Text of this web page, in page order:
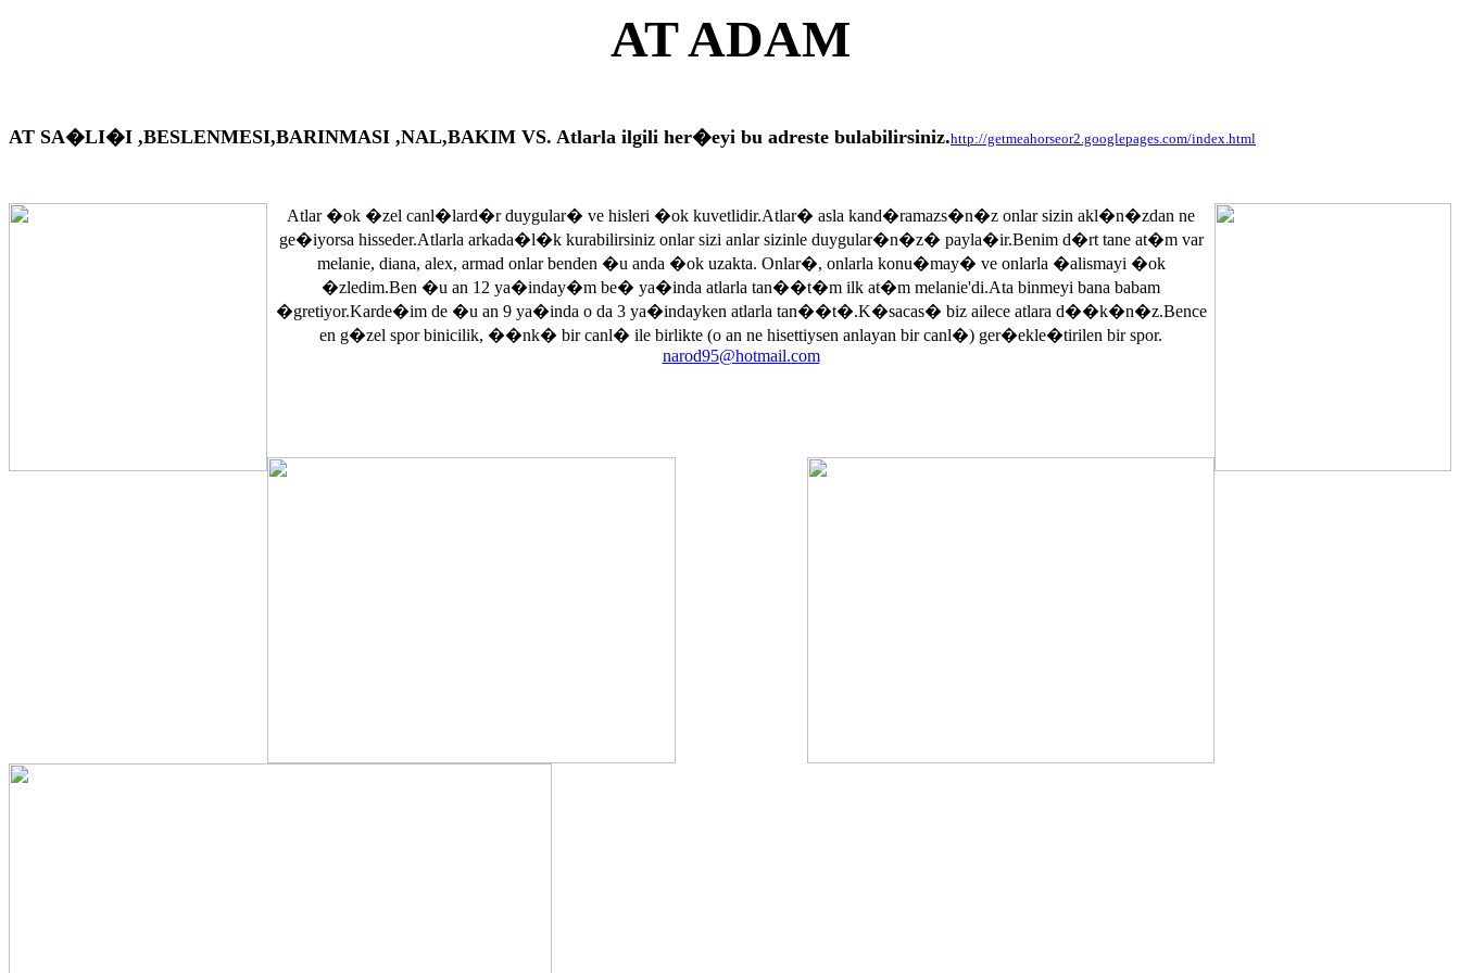
AT ADAM
AT SA�LI�I ,BESLENMESI,BARINMASI ,NAL,BAKIM VS. Atlarla ilgili her�eyi bu adreste bulabilirsiniz.http://getmeahorseor2.googlepages.com/index.html
Atlar �ok �zel canl�lard�r duygular� ve hisleri �ok kuvetlidir.Atlar� asla kand�ramazs�n�z onlar sizin akl�n�zdan ne
ge�iyorsa hisseder.Atlarla arkada�l�k kurabilirsiniz onlar sizi anlar sizinle duygular�n�z� payla�ir.Benim d�rt tane at�m var
melanie, diana, alex, armad onlar benden �u anda �ok uzakta. Onlar�, onlarla konu�may� ve onlarla �alismayi �ok
�zledim.Ben �u an 12 ya�inday�m be� ya�inda atlarla tan��t�m ilk at�m melanie'di.Ata binmeyi bana babam
�gretiyor.Karde�im de �u an 9 ya�inda o da 3 ya�indayken atlarla tan��t�.K�sacas� biz ailece atlara d��k�n�z.Bence
en g�zel spor binicilik, ��nk� bir canl� ile birlikte (o an ne hisettiysen anlayan bir canl�) ger�ekle�tirilen bir spor.
narod95@hotmail.com